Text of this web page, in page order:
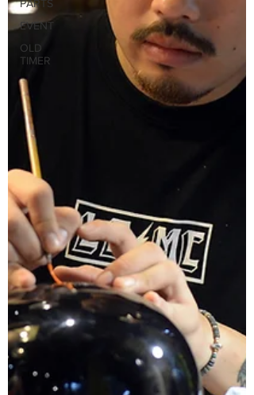
PARTS
EVENT
OLD
TIMER